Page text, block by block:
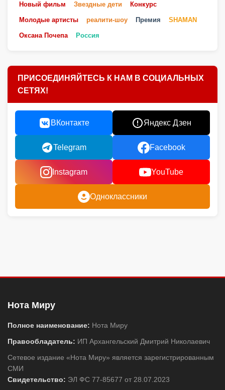
Новый фильм Звездные дети Конкурс
Молодые артисты реалити-шоу Премия SHAMAN
Оксана Почепа Россия
ПРИСОЕДИНЯЙТЕСЬ К НАМ В СОЦИАЛЬНЫХ
СЕТЯХ!
ВКонтакте Яндекс Дзен
Telegram Facebook
Instagram YouTube
Одноклассники
Нота Миру
Полное наименование: Нота Миру
Правообладатель: ИП Архангельский Дмитрий Николаевич
Сетевое издание «Нота Миру» является зарегистрированным
СМИ
Свидетельство: ЭЛ ФС 77-85677 от 28.07.2023